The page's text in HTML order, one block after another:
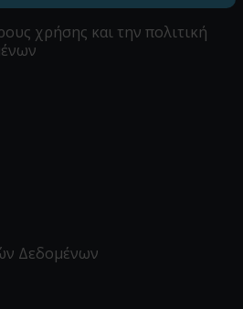
χρήσης και την πολιτική
Δεδομένων